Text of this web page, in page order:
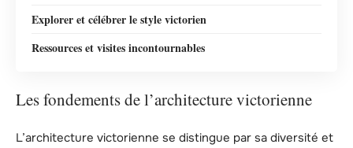
Explorer et célébrer le style victorien
Ressources et visites incontournables
Les fondements de l’architecture victorienne
L’architecture victorienne se distingue par sa diversité et